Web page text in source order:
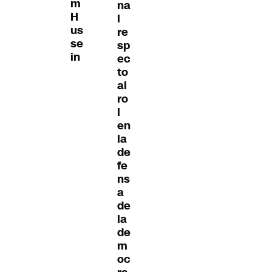
m
H
us
se
in
na
l
re
sp
ec
to
al
ro
l
en
la
de
fe
ns
a
de
la
de
m
oc